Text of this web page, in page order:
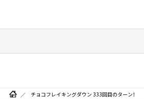
チョコフレイキングダウン 333回目のターン！